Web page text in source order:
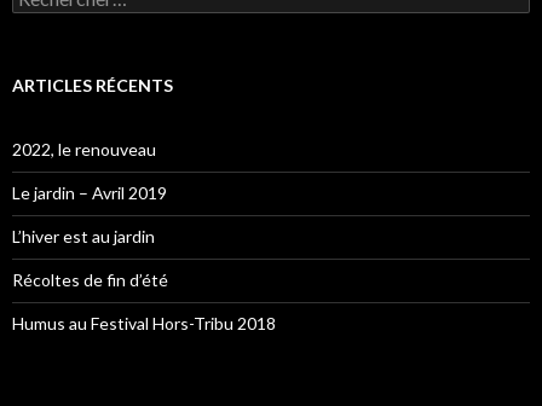
ARTICLES RÉCENTS
2022, le renouveau
Le jardin – Avril 2019
L’hiver est au jardin
Récoltes de fin d’été
Humus au Festival Hors-Tribu 2018